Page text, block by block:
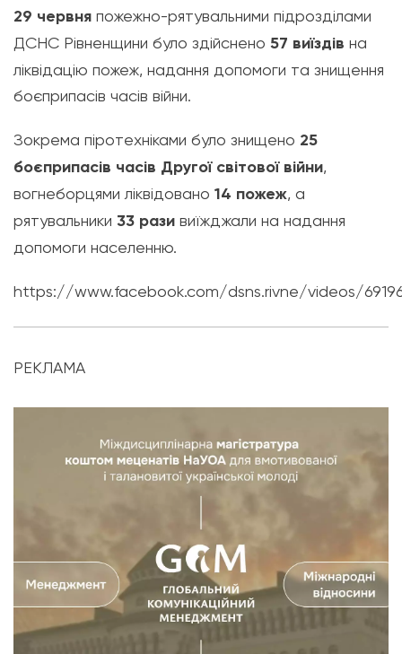
29 червня пожежно-рятувальними підрозділами
ДСНС Рівненщини було здійснено 57 виїздів на
ліквідацію пожеж, надання допомоги та знищення
боєприпасів часів війни.
Зокрема піротехніками було знищено 25
боєприпасів часів Другої світової війни,
вогнеборцями ліквідовано 14 пожеж, а
рятувальники 33 рази виїжджали на надання
допомоги населенню.
https://www.facebook.com/dsns.rivne/videos/
РЕКЛАМА